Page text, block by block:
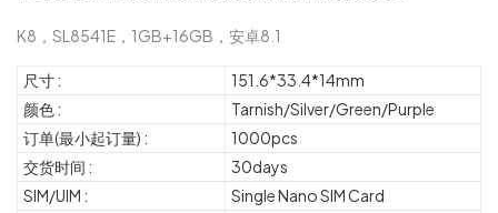
K8，SL8541E，1GB+16GB，安卓8.1
尺寸 :
151.6*33.4*14mm
颜色 :
Tarnish/Silver/Green/Purple
订单(最小起订量) :
1000pcs
交货时间 :
30days
SIM/UIM :
Single Nano SIM Card